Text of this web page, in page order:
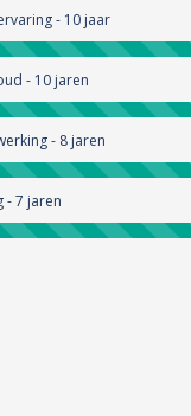
- 10 jaar
- 10 jaren
- 8 jaren
- 7 jaren